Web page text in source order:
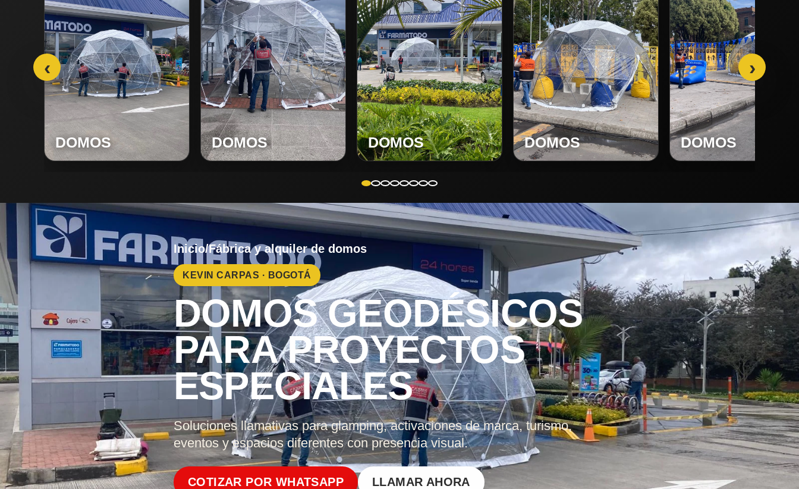
‹
DOMOS DOMOS DOMOS DOMOS DOMOS
›
Inicio/Fábrica y alquiler de domos
KEVIN CARPAS · BOGOTÁ
DOMOS GEODÉSICOS
PARA PROYECTOS
ESPECIALES
Soluciones llamativas para glamping, activaciones de marca, turismo,
eventos y espacios diferentes con presencia visual.
COTIZAR POR WHATSAPP LLAMAR AHORA